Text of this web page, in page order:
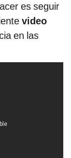
es seguir
video
en las